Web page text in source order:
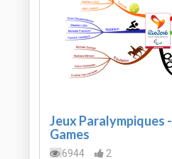
Jeux Paralympiques
Games
6944
2